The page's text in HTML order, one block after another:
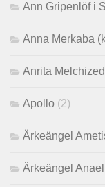
Ann Gripenlöf i
Anna Merkaba
Anrita
Apollo (2)
Ärkeängel
Ärkeängel Anael